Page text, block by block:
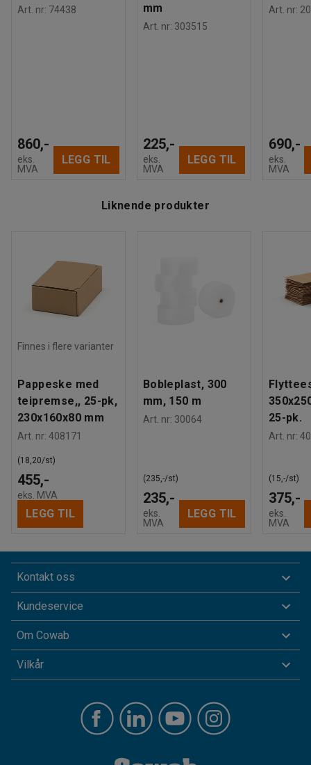
Art. nr: 74438
860,-
eks.
MVA
LEGG TIL
mm
Art. nr: 303515
225,-
eks.
MVA
LEGG TIL
Art. nr:
690,-
eks.
MVA
Liknende produkter
Finnes i flere varianter
Pappeske med
teipremse,, 25-pk,
230x160x80 mm
Art. nr: 408171
455,-
(18,20/st)
eks. MVA
LEGG TIL
Bobleplast, 300
mm, 150 m
Art. nr: 30064
235,-
(235,-/st)
eks.
MVA
LEGG TIL
25-pk.
Art. nr:
375,-
(15,-/st)
eks.
MVA
Kontakt oss
Kundeservice
Om Cowab
Vilkår